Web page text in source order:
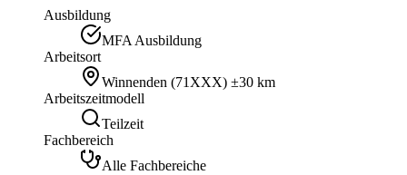
Ausbildung
MFA Ausbildung
Arbeitsort
Winnenden (71XXX) ±30 km
Arbeitszeitmodell
Teilzeit
Fachbereich
Alle Fachbereiche